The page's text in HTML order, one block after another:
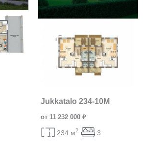
Jukkatalo 234-10M
от 11 232 000 ₽
234 м2 3